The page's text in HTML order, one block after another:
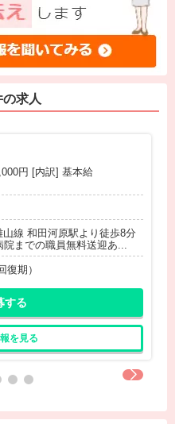
の求人
円 [内訳] 基本給
線 和田河原駅より徒歩8分
までの職員無料送迎あ...
復期）
する
を見る